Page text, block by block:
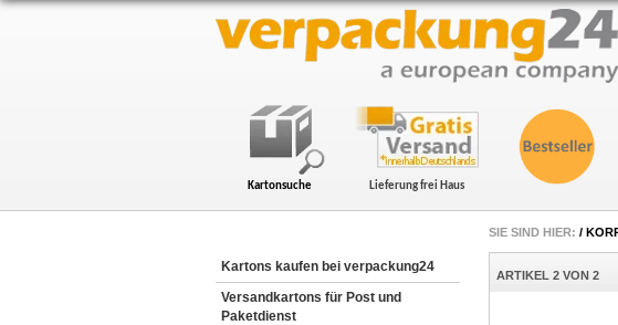
Kartonsuche Lieferung frei Haus
SIE SIND HIER: /
Kartons kaufen bei verpackung24
Versandkartons für Post und
Paketdienst
ARTIKEL 2 VON 2